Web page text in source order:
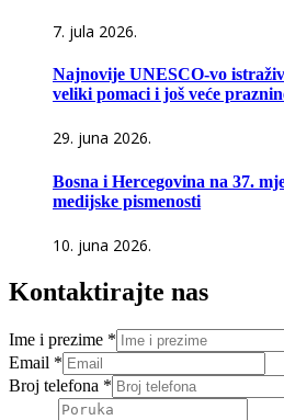
7. jula 2026.
Najnovije UNESCO-vo
veliki pomaci i još veće
29. juna 2026.
Bosna i Hercegovina na 37.
medijske pismenosti
10. juna 2026.
Kontaktirajte nas
Ime i prezime *
Email *
Broj telefona *